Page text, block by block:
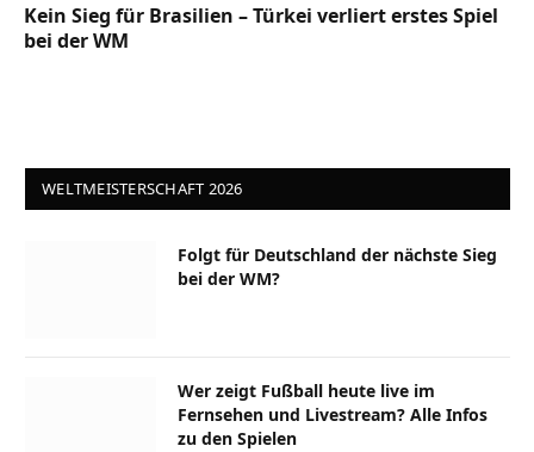
Kein Sieg für Brasilien – Türkei verliert erstes Spiel
bei der WM
WELTMEISTERSCHAFT 2026
Folgt für Deutschland der nächste Sieg
bei der WM?
Wer zeigt Fußball heute live im
Fernsehen und Livestream? Alle Infos
zu den Spielen